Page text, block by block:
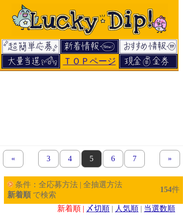
ＴＯＰページ
« previous set of pages
page
3 page
4 page
5 page
6 page
7 next
»
条件：全応募方法 | 全抽選方法
新着順 で検索
154件
新着順 | 〆切順 | 人気順 | 当選数順